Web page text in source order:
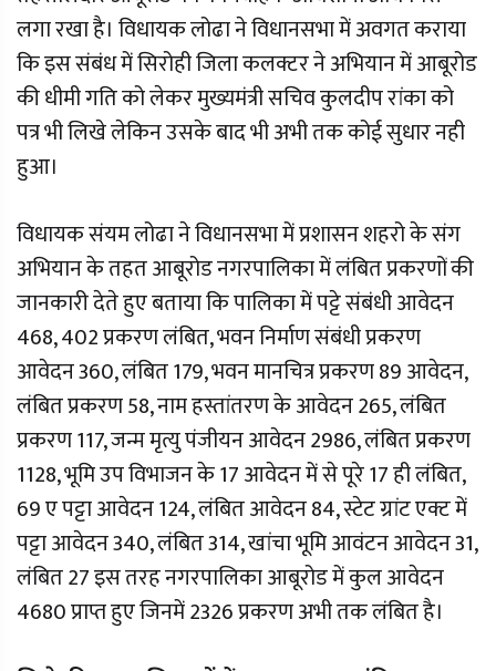
लगा रखा है। विधायक लोढा ने विधानसभा में अवगत कराया
कि इस संबंध में सिरोही जिला कलक्टर ने अभियान में आबूरोड
की धीमी गति को लेकर मुख्यमंत्री सचिव कुलदीप रांका को
पत्र भी लिखे लेकिन उसके बाद भी अभी तक कोई सुधार नही
हुआ।
विधायक संयम लोढा ने विधानसभा में प्रशासन शहरो के संग
अभियान के तहत आबूरोड नगरपालिका में लंबित प्रकरणों की
जानकारी देते हुए बताया कि पालिका में पट्टे संबंधी आवेदन
468, 402 प्रकरण लंबित, भवन निर्माण संबंधी प्रकरण
आवेदन 360, लंबित 179, भवन मानचित्र प्रकरण 89 आवेदन,
लंबित प्रकरण 58, नाम हस्तांतरण के आवेदन 265, लंबित
प्रकरण 117, जन्म मृत्यु पंजीयन आवेदन 2986, लंबित प्रकरण
1128, भूमि उप विभाजन के 17 आवेदन में से पूरे 17 ही लंबित,
69 ए पट्टा आवेदन 124, लंबित आवेदन 84, स्टेट ग्रांट एक्ट में
पट्टा आवेदन 340, लंबित 314, खांचा भूमि आवंटन आवेदन 31,
लंबित 27 इस तरह नगरपालिका आबूरोड में कुल आवेदन
4680 प्राप्त हुए जिनमें 2326 प्रकरण अभी तक लंबित है।